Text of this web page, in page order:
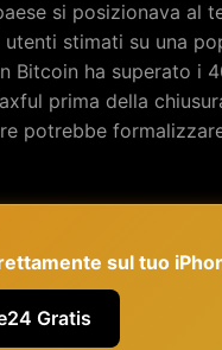
si posizionava al
stimati su una
Bitcoin ha superato i
prima della
potrebbe
sul tuo
Gratis